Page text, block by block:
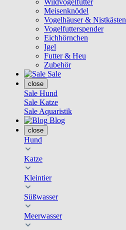
Wildvogelfutter
Meisenknödel
Vogelhäuser & Nistkästen
Vogelfutterspender
Eichhörnchen
Igel
Futter & Heu
Zubehör
Sale
close
Sale Hund
Sale Katze
Sale Aquaristik
Blog
close
Hund
Katze
Kleintier
Süßwasser
Meerwasser